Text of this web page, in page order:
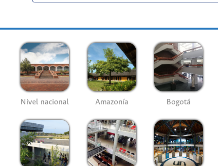
Nivel nacional Amazonía Bogotá